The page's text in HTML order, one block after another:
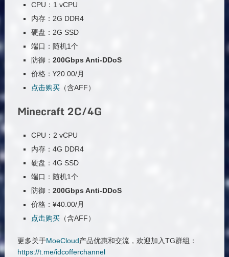
CPU：1 vCPU
内存：2G DDR4
硬盘：2G SSD
端口：随机1个
防御： 200Gbps Anti-DDoS
价格：¥20.00/月
点击购买（含AFF）
Minecraft 2C/4G
CPU：2 vCPU
内存：4G DDR4
硬盘：4G SSD
端口：随机1个
防御： 200Gbps Anti-DDoS
价格：¥40.00/月
点击购买（含AFF）
更多关于MoeCloud产品优惠和交流，欢迎加入TG群组：
https://t.me/idcofferchannel